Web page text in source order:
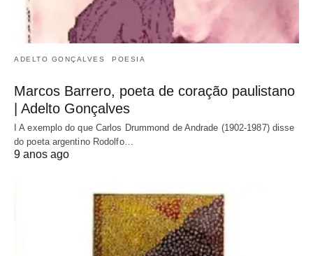
ADELTO GONÇALVES POESIA
Marcos Barrero, poeta de coração paulistano
| Adelto Gonçalves
I A exemplo do que Carlos Drummond de Andrade (1902-1987) disse
do poeta argentino Rodolfo…
9 anos ago